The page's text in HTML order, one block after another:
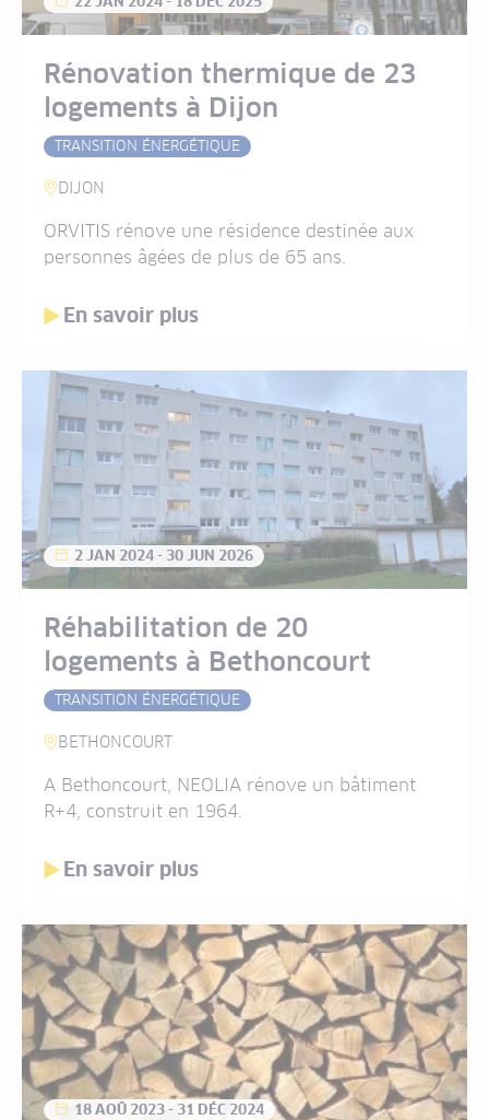
Rénovation thermique de 23
logements à Dijon
TRANSITION ÉNERGÉTIQUE
DIJON
ORVITIS rénove une résidence destinée aux
personnes âgées de plus de 65 ans.
En savoir plus
2 JAN 2024- 30 JUN 2026
Réhabilitation de 20
logements à Bethoncourt
TRANSITION ÉNERGÉTIQUE
BETHONCOURT
A Bethoncourt, NEOLIA rénove un bâtiment
R+4, construit en 1964.
En savoir plus
18 AOÛ 2023- 31 DÉC 2024